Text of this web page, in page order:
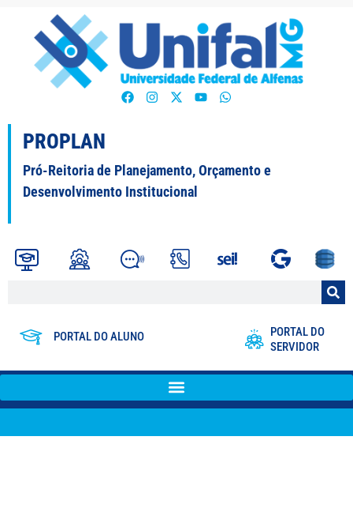
PROPLAN
Pró-Reitoria de Planejamento, Orçamento e
Desenvolvimento Institucional
PORTAL DO ALUNO
PORTAL DO
SERVIDOR